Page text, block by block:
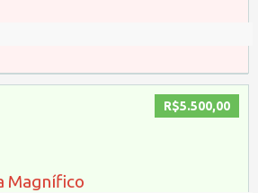
R$5.500,00
Magnífico